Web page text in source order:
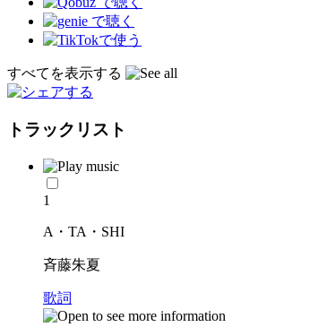
すべてを表示する
トラックリスト
1
A・TA・SHI
斉藤朱夏
歌詞